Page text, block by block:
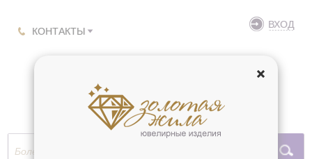
КОНТАКТЫ ВХОД